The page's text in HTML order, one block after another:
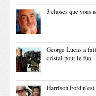
3 choses que vous
George Lucas a
cristal pour le fun
Harrison Ford